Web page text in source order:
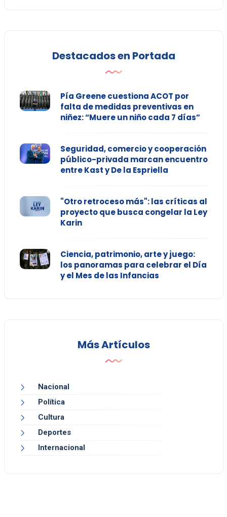
Destacados en Portada
Pía Greene cuestiona ACOT por
falta de medidas preventivas en
niñez: “Muere un niño cada 7 días”
Seguridad, comercio y cooperación
público-privada marcan encuentro
entre Kast y De la Espriella
"Otro retroceso más": las críticas al
proyecto que busca congelar la Ley
Karin
Ciencia, patrimonio, arte y juego:
los panoramas para celebrar el Día
y el Mes de las Infancias
Más Artículos
Nacional
Política
Cultura
Deportes
Internacional